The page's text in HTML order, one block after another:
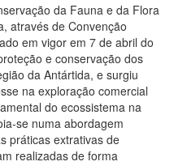
da Fauna e da Flora
através de Convenção
em vigor em 7 de abril do
e conservação dos
da Antártida, e surgiu
na exploração comercial
do ecossistema na
se numa abordagem
práticas extrativas de
realizadas de forma